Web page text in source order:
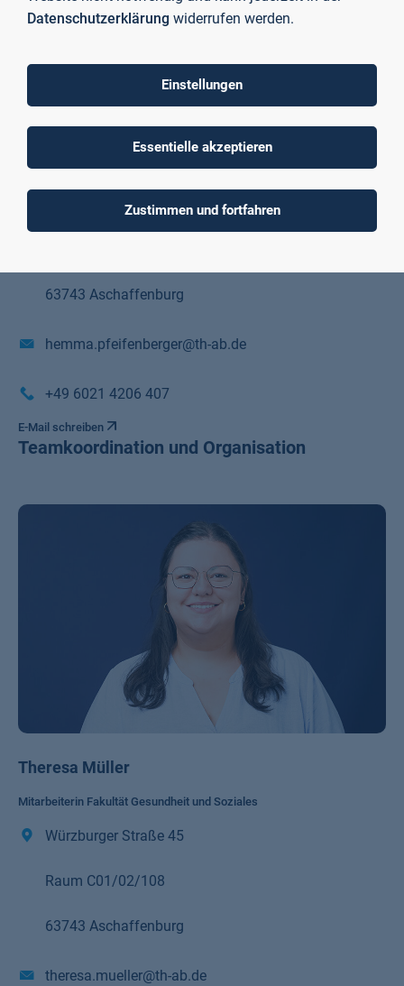
Prof. Hemma Pfeifenberger
Professorin Fakultät Gesundheit und Soziales
Würzburger Straße 45
63743 Aschaffenburg
hemma.pfeifenberger@th-ab.de
+49 6021 4206 407
E-Mail schreiben
Teamkoordination und Organisation
Theresa Müller
Mitarbeiterin Fakultät Gesundheit und Soziales
Würzburger Straße 45
Raum C01/02/108
63743 Aschaffenburg
theresa.mueller@th-ab.de
Datenschutzerklärung widerrufen werden.
Einstellungen
Essentielle akzeptieren
Zustimmen und fortfahren